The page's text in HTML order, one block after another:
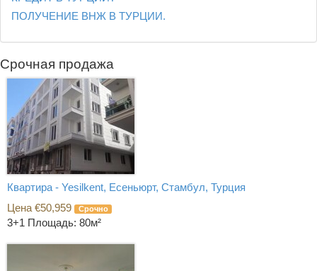
ПОЛУЧЕНИЕ ВНЖ В ТУРЦИИ.
Срочная продажа
Квартира - Yesilkent, Есеньюрт, Стамбул, Турция
Цена €50,959
Срочно
3+1 Площадь: 80м²